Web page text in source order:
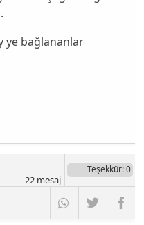
ye bağlananlar
Teşekkür: 0
22mesaj